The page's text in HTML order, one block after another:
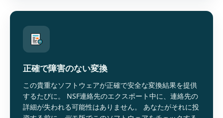
正確で障害のない変換
この貴重なソフトウェアが正確で安全な変換結果を提供
するたびに。 NSF連絡先のエクスポート中に、連絡先の
詳細が失われる可能性はありません。 あなたがそれに投